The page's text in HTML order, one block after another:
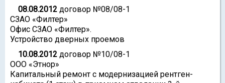
08.08.2012 договор №08/08-1
СЗАО «Филтер»
Офис СЗАО «Филтер».
Устройство дверных проемов
10.08.2012 договор №10/08-1
ООО «Этнор»
Капитальный ремонт с модернизацией рентген-